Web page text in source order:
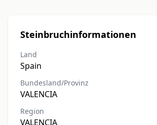
Steinbruchinformationen
Land
Spain
Bundesland/Provinz
VALENCIA
Region
VALENCIA